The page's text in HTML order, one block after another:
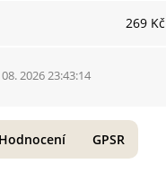
269 Kč
2026 23:43:14
Hodnocení GPSR